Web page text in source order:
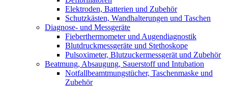
Elektroden, Batterien und Zubehör
Schutzkästen, Wandhalterungen und Taschen
Diagnose- und Messgeräte
Fieberthermometer und Augendiagnostik
Blutdruckmessgeräte und Stethoskope
Pulsoximeter, Blutzuckermessgerät und Zubehör
Beatmung, Absaugung, Sauerstoff und Intubation
Notfallbeamtmungstücher, Taschenmaske und
Zubehör